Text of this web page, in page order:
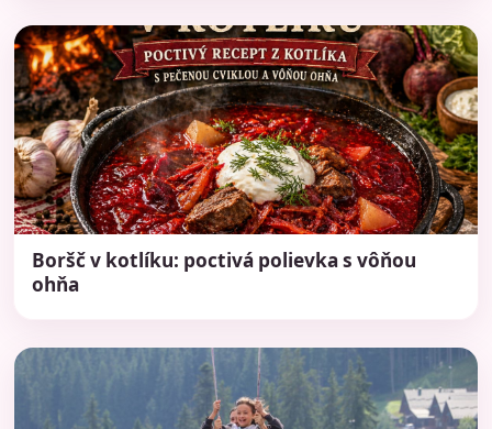
Boršč v kotlíku: poctivá polievka s vôňou
ohňa